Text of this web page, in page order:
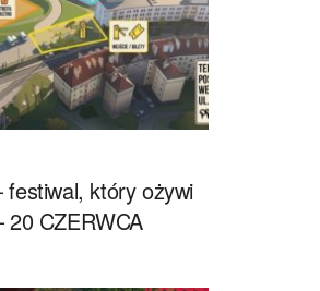
który ożywi
20 CZERWCA